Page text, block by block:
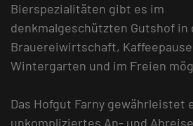
Bierspezialitäten gibt es im
denkmalgeschützten Gutshof in
Brauereiwirtschaft,
Wintergarten und im Freien
Das Hofgut Farny gewährleistet
unkompliziertes An- und